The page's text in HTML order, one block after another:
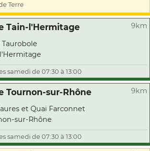
Terre
Tain-l'Hermitage 9km
Taurobole
samedi de 07:30 à 13:00
Tournon-sur-Rhône 9km
et Quai Farconnet
sur-Rhône
samedi de 07:30 à 13:00